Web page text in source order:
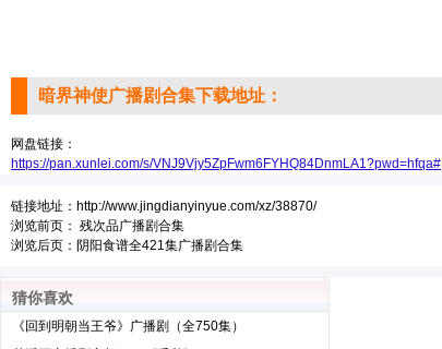
暗界神使广播剧合集下载地址：
网盘链接：
https://pan.xunlei.com/s/VNJ9Vjy5ZpFwm6FYHQ84DnmLA1?pwd=hfqa#
链接地址： http://www.jingdianyinyue.com/xz/38870/
浏览前页： 残次品广播剧合集
浏览后页： 阴阳食谱全421集广播剧合集
猜你喜欢
《回到明朝当王爷》广播剧（全750集）